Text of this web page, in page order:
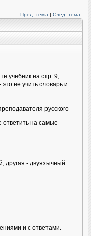
Пред. тема | След. тема
учебник на стр. 9,
не учить словарь и
русского
ответить на самые
другая - двуязычный
и с ответами.